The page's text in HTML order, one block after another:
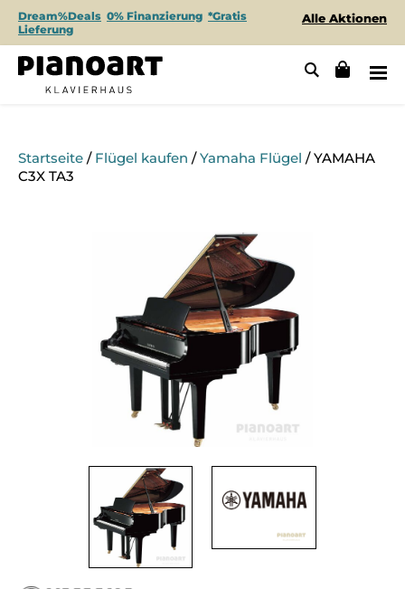
Dream%Deals 0% Finanzierung *Gratis
Lieferung
Alle Aktionen
Startseite / Flügel kaufen /Yamaha Flügel / YAMAHA
C3X TA3